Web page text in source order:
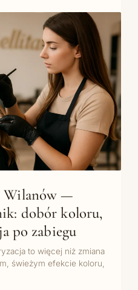
Wilanów —
dobór koloru,
po zabiegu
to więcej niż zmiana
świeżym efekcie koloru,